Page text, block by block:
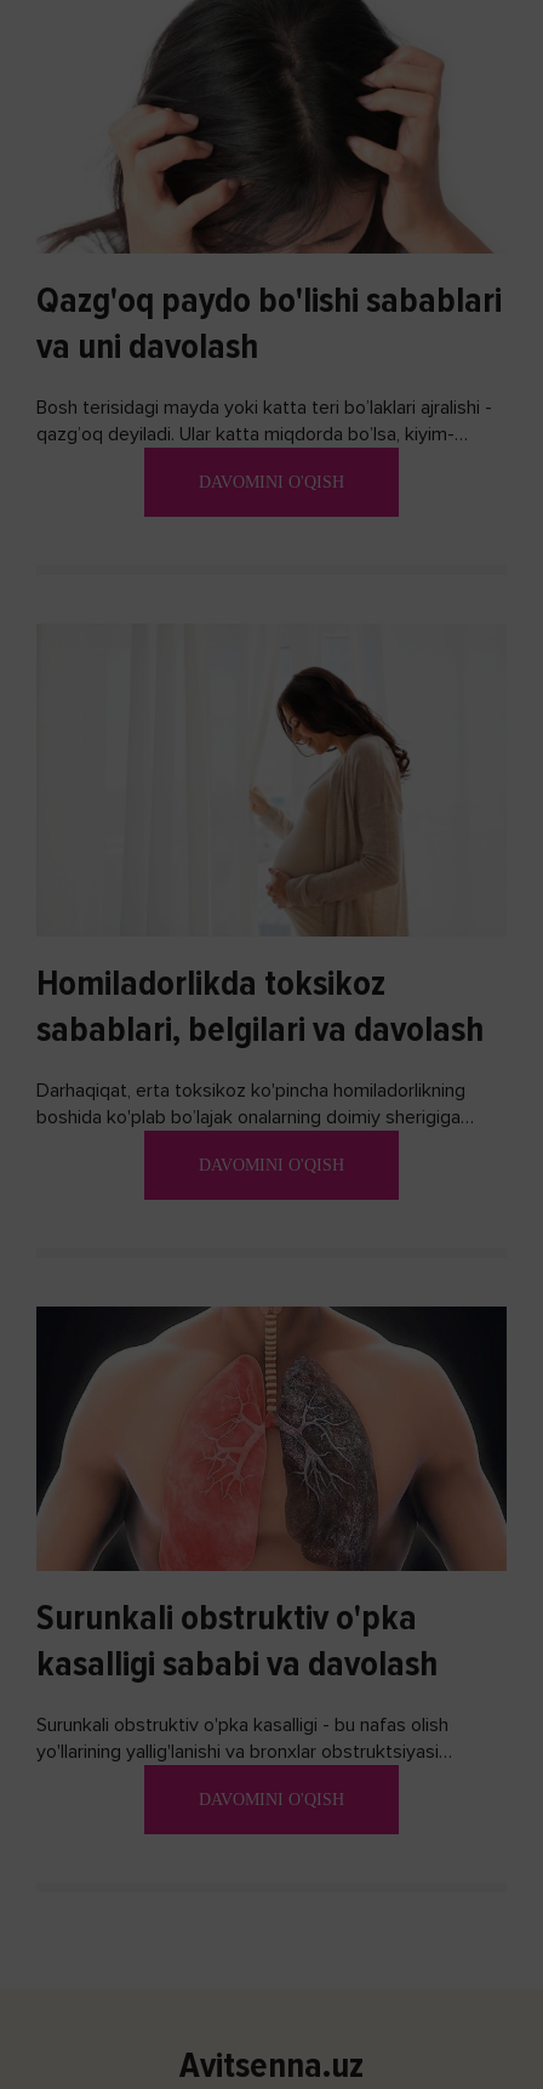
Qazg'oq paydo bo'lishi sabablari
va uni davolash
Bosh terisidagi mayda yoki katta teri bo’laklari ajralishi -
qazg’oq deyiladi. Ular katta miqdorda bo’lsa, kiyim-
DAVOMINI O'QISH
Homiladorlikda toksikoz
sabablari, belgilari va davolash
Darhaqiqat, erta toksikoz ko'pincha homiladorlikning
boshida ko'plab bo’lajak onalarning doimiy sherigiga
biron bir usuli bormi?DAVOMINI O'QISH
Surunkali obstruktiv o'pka
kasalligi sababi va davolash
Surunkali obstruktiv o'pka kasalligi - bu nafas olish
yo'llarining yallig'lanishi va bronxlar obstruktsiyasi
DAVOMINI O'QISH
Avitsenna.uz